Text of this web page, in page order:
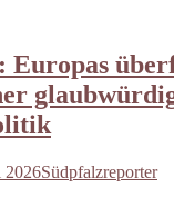
Europas
2026Südpfalzreporter